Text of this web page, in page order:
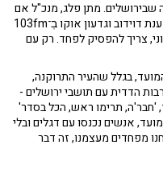
שבירושלים. מתן פלג, מנכ"ל אם
תרצו וממארגני האירוע המדובר, שוחח עם ענת דוידוב וגדעון אוקו בֽ־103fm
צריך להפסיק לפחד. רק עם
בגלל שהעיר התרוקנה,
הדדית עם תושבי ירושלים -
'חבר'ה, תרימו ראש, הכל בסדר'
אנשים נכנסו עם דגלים ובלי
מפחדים מעצמנו, זה דבר